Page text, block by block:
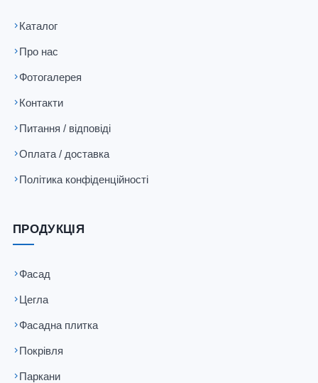
Каталог
Про нас
Фотогалерея
Контакти
Питання / відповіді
Оплата / доставка
Політика конфіденційності
ПРОДУКЦІЯ
Фасад
Цегла
Фасадна плитка
Покрівля
Паркани